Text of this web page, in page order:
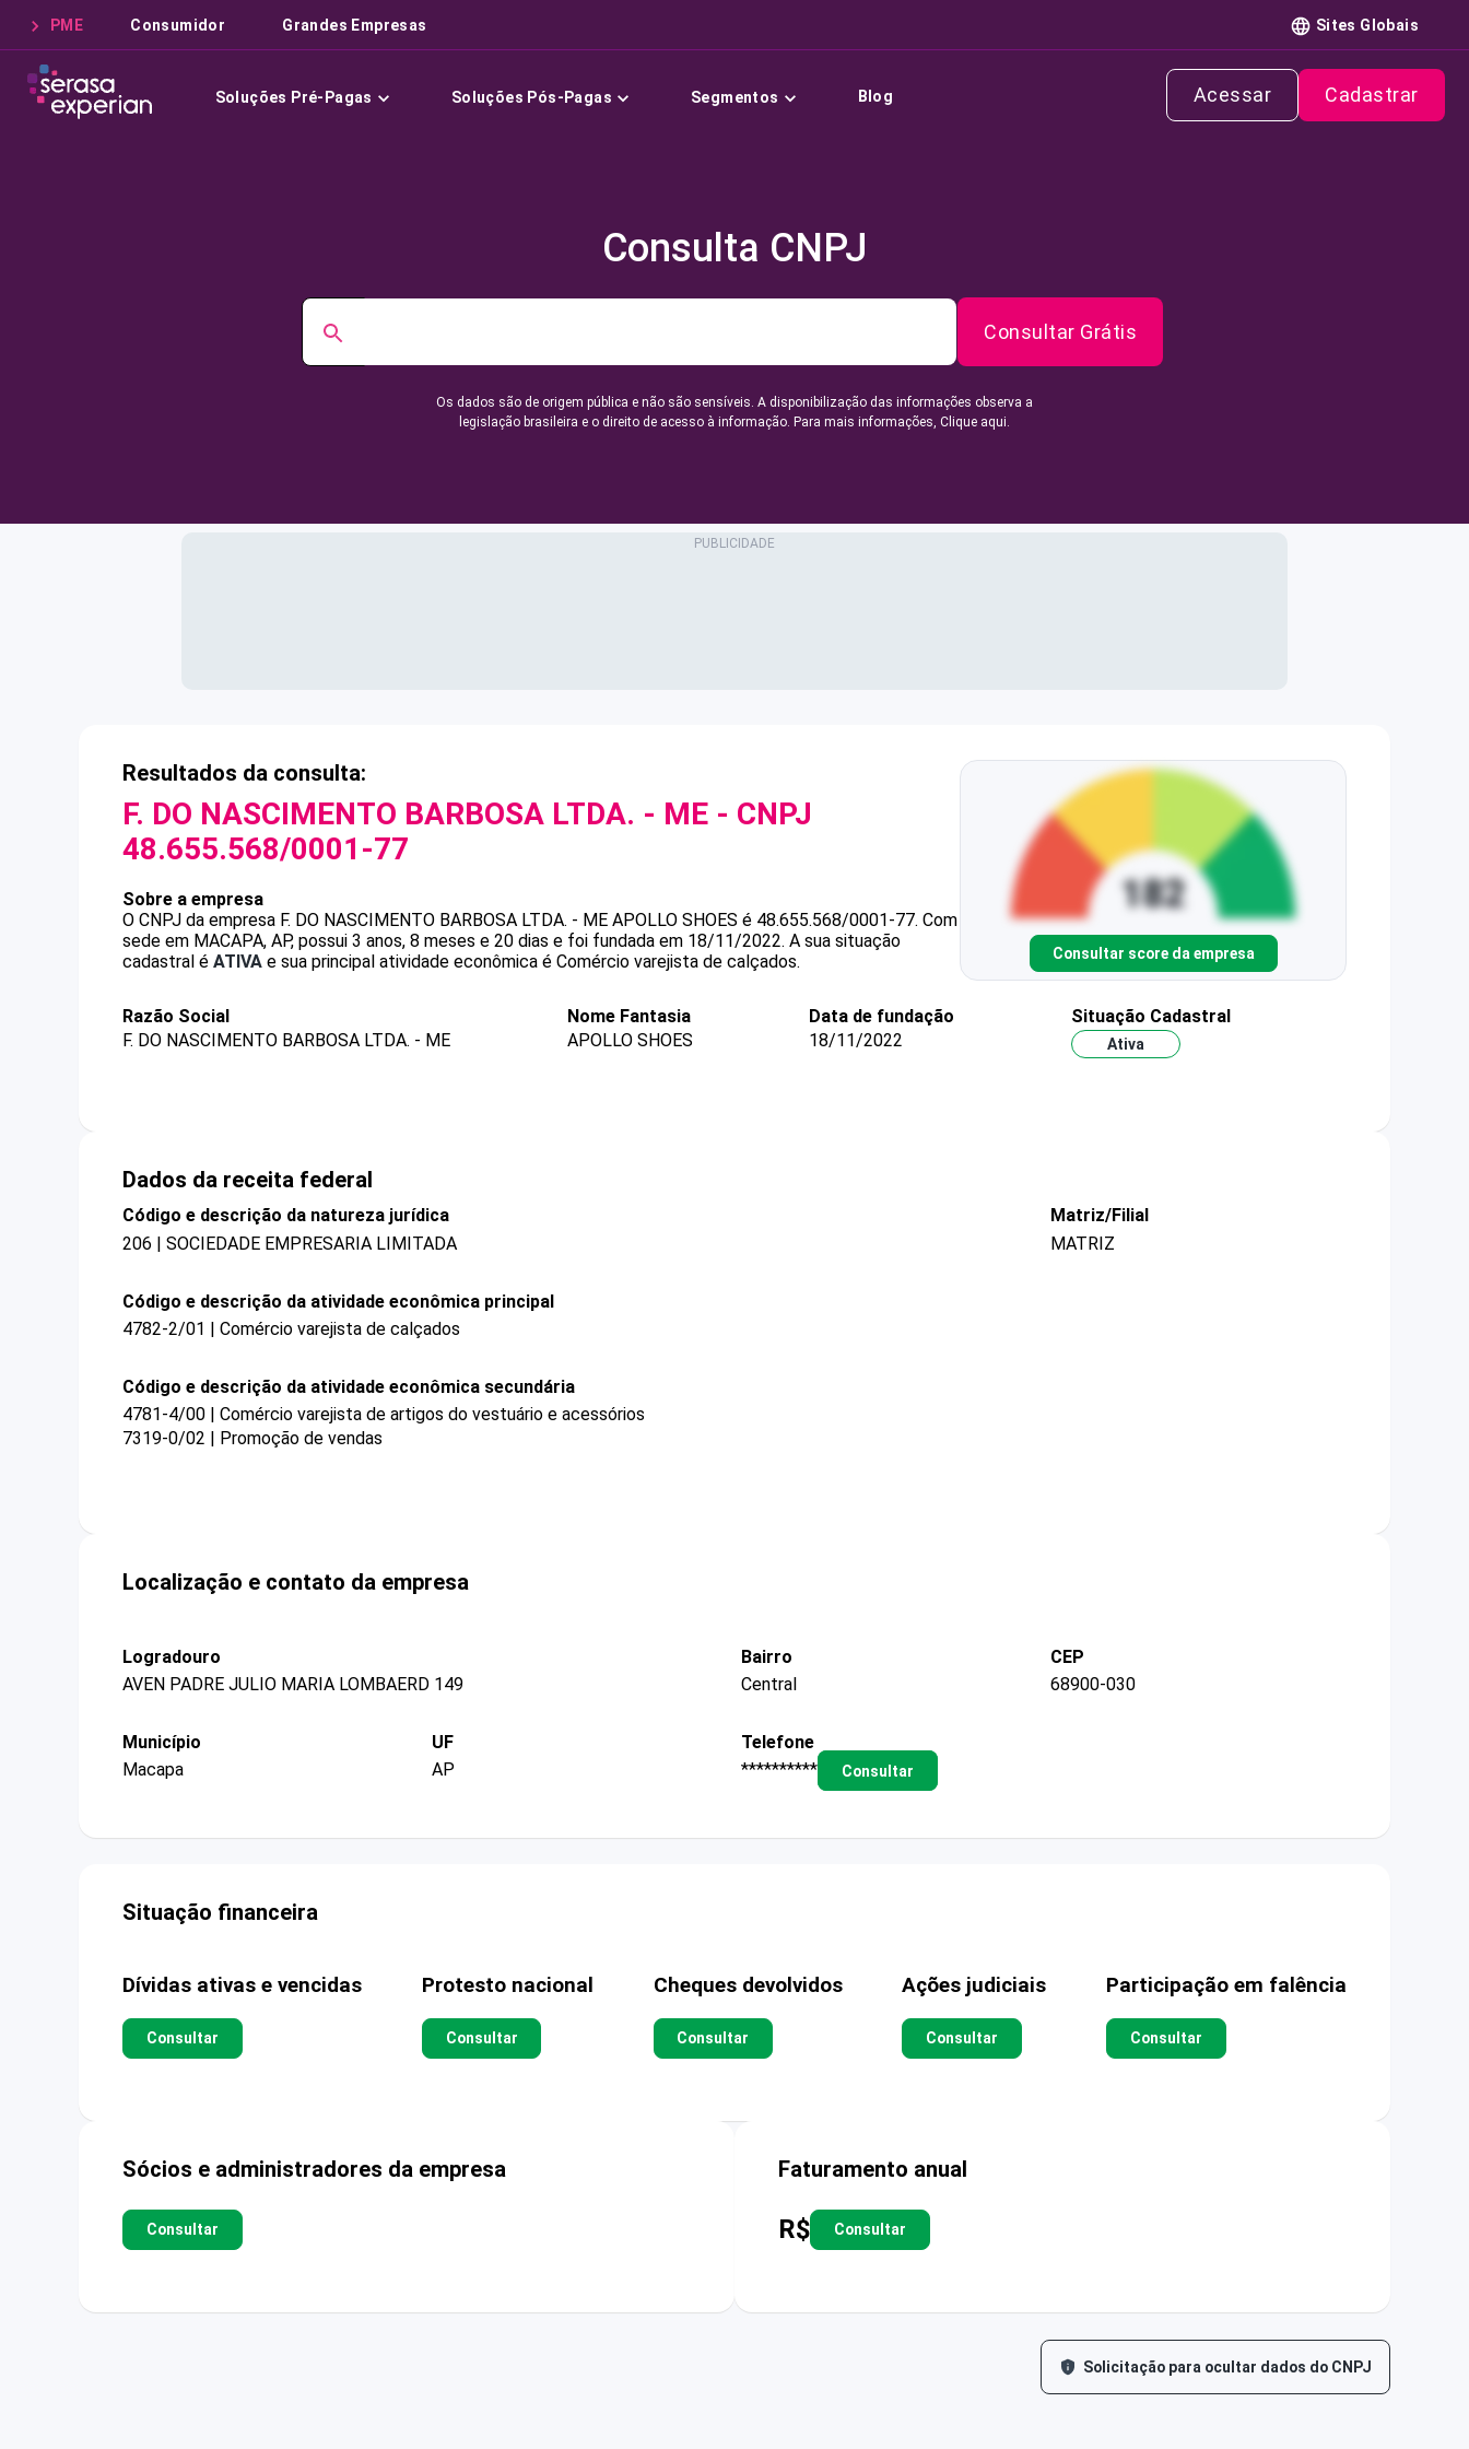
PME Consumidor Grandes Empresas Sites Globais
Soluções Pré-Pagas Soluções Pós-Pagas Segmentos Blog Acessar Cadastrar
Consulta CNPJ
Consultar Grátis
Os dados são de origem pública e não são sensíveis. A disponibilização das informações observa a
legislação brasileira e o direito de acesso à informação. Para mais informações, Clique aqui.
Resultados da consulta:
F. DO NASCIMENTO BARBOSA LTDA. - ME - CNPJ
48.655.568/0001-77
Sobre a empresa
O CNPJ da empresa F. DO NASCIMENTO BARBOSA LTDA. - ME APOLLO SHOES é 48.655.568/0001-77. Com
sede em MACAPA, AP, possui 3 anos, 8 meses e 20 dias e foi fundada em 18/11/2022. A sua situação
cadastral é ATIVA e sua principal atividade econômica é Comércio varejista de calçados. Consultar score da empresa
Razão Social
F. DO NASCIMENTO BARBOSA LTDA. - ME
Nome Fantasia
APOLLO SHOES
Data de fundação
18/11/2022
Situação Cadastral
Ativa
Dados da receita federal
Código e descrição da natureza jurídica
206 | SOCIEDADE EMPRESARIA LIMITADA
Matriz/Filial
MATRIZ
Código e descrição da atividade econômica principal
4782-2/01 | Comércio varejista de calçados
Código e descrição da atividade econômica secundária
4781-4/00 | Comércio varejista de artigos do vestuário e acessórios
7319-0/02 | Promoção de vendas
Localização e contato da empresa
Logradouro
AVEN PADRE JULIO MARIA LOMBAERD 149
Bairro
Central
CEP
68900-030
Município
Macapa
UF
AP
Telefone
**********
Consultar
Situação financeira
Dívidas ativas e vencidas
Consultar
Protesto nacional
Consultar
Cheques devolvidos
Consultar
Ações judiciais
Consultar
Participação em falência
Consultar
Sócios e administradores da empresa
Consultar
Faturamento anual
R$ Consultar
Solicitação para ocultar dados do CNPJ